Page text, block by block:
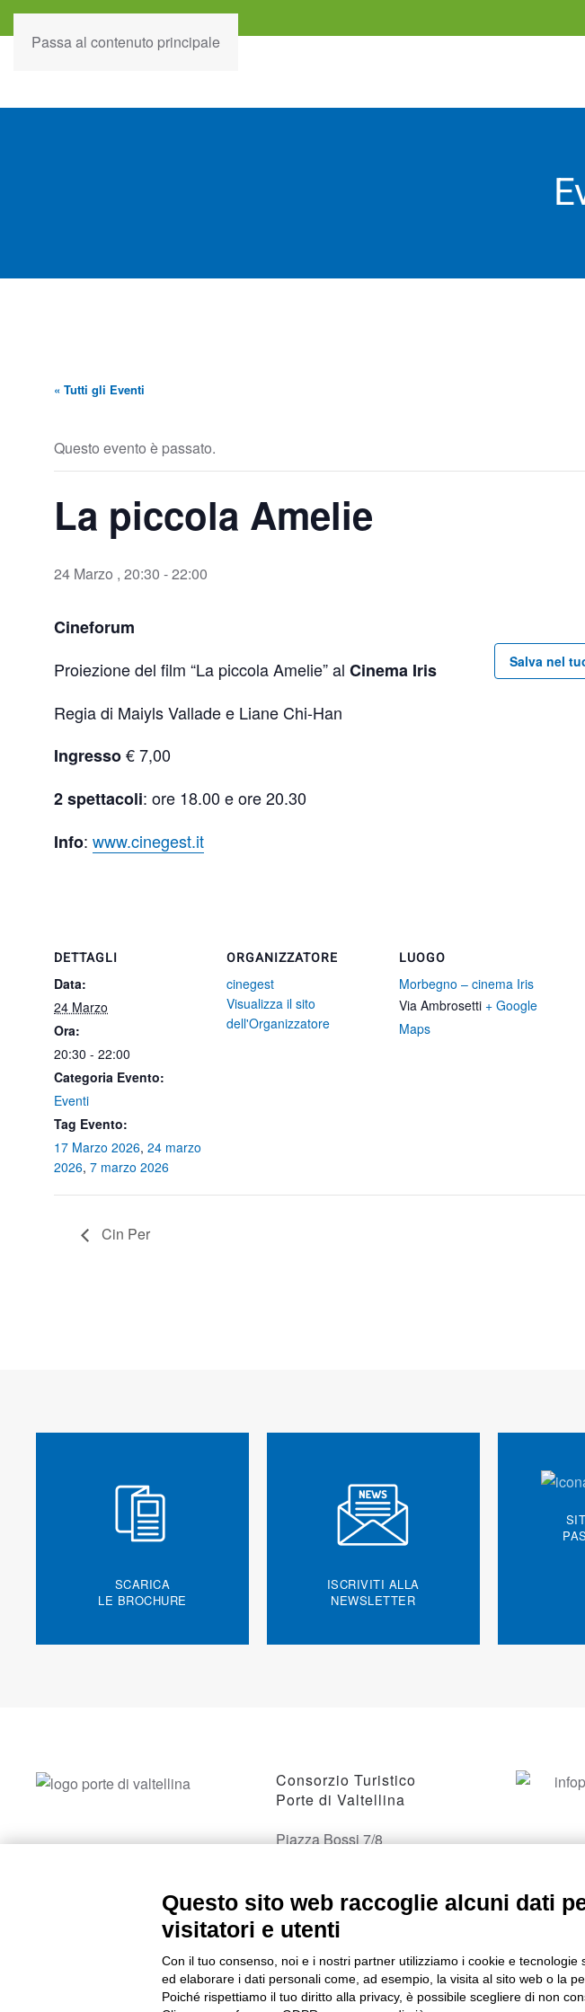
Passa al contenuto principale
« Tutti gli Eventi
Questo evento è passato.
La piccola Amelie
24 Marzo , 20:30 -22:00
Cineforum
Proiezione del film “La piccola Amelie” al Cinema Iris
Regia di Maiyls Vallade e Liane Chi-Han
Ingresso€ 7,00
2 spettacoli: ore 18.00 e ore 20.30
Info: www.cinegest.it
Salva nel
DETTAGLI
Data:
24 Marzo
Ora:
20:30 - 22:00
Categoria Evento:
Eventi
Tag Evento:
17 Marzo 2026, 24 marzo
2026, 7 marzo 2026
ORGANIZZATORE
cinegest
Visualizza il sito
dell'Organizzatore
LUOGO
Morbegno – cinema Iris
Via Ambrosetti + Google
Maps
Cin Per
SCARICA
LE BROCHURE
ISCRIVITI ALLA
NEWSLETTER
Consorzio Turistico
Porte di Valtellina
Piazza Bossi 7/8
Questo sito web raccoglie alcuni dati
visitatori e utenti
Con il tuo consenso, noi e i nostri partner utilizziamo i cookie e tecnologie
ed elaborare i dati personali come, ad esempio, la visita al sito web o la
Poiché rispettiamo il tuo diritto alla privacy, è possibile scegliere di non